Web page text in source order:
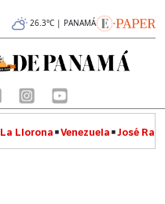
26.3°C | PANAMÁ
La Llorona Venezuela José